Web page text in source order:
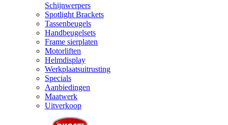
Schijnwerpers
Spotlight Brackets
Tassenbeugels
Handbeugelsets
Frame sierplaten
Motorliften
Helmdisplay
Werkplaatsuitrusting
Specials
Aanbiedingen
Maatwerk
Uitverkoop